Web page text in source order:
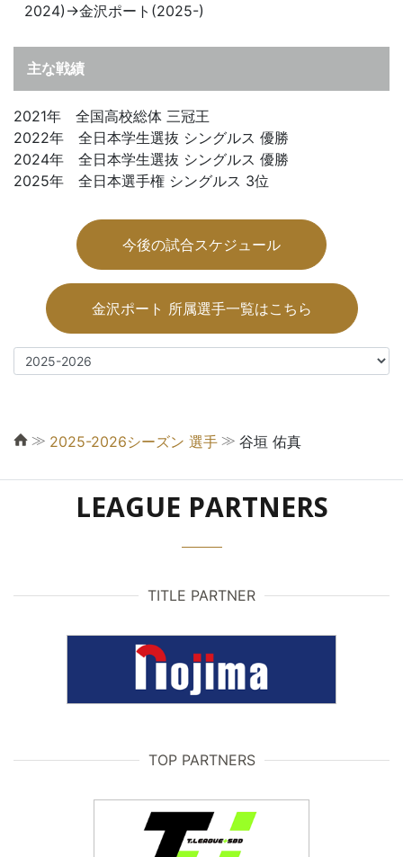
2024)→金沢ポート(2025-)
主な戦績
2021年 全国高校総体 三冠王
2022年 全日本学生選抜 シングルス 優勝
2024年 全日本学生選抜 シングルス 優勝
2025年 全日本選手権 シングルス 3位
今後の試合スケジュール
金沢ポート 所属選手一覧はこちら
≫ 2025-2026シーズン 選手 ≫ 谷垣 佑真
LEAGUE PARTNERS
TITLE PARTNER
TOP PARTNERS